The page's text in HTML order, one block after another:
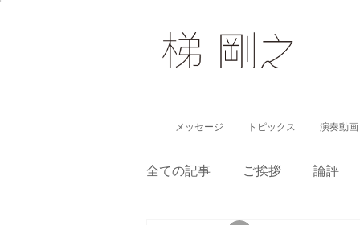
メッセージ トピックス 演奏動画
全ての記事 ご挨拶 論評